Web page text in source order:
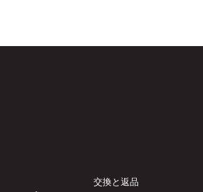
交換と返品